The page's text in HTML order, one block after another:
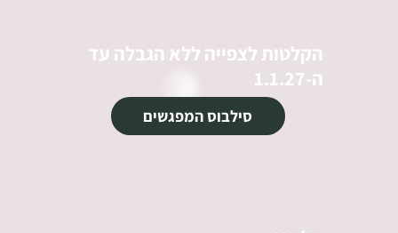
סילבוס המפגשים
הקלטות לצפייה ללא הגבלה עד
ה-1.1.27